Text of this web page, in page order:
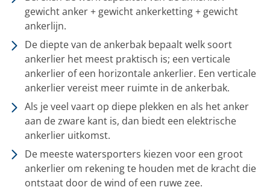
gewicht anker + gewicht ankerketting + gewicht
ankerlijn.
De diepte van de ankerbak bepaalt welk soort
ankerlier het meest praktisch is; een verticale
ankerlier of een horizontale ankerlier. Een verticale
ankerlier vereist meer ruimte in de ankerbak.
Als je veel vaart op diepe plekken en als het anker
aan de zware kant is, dan biedt een elektrische
ankerlier uitkomst.
De meeste watersporters kiezen voor een groot
ankerlier om rekening te houden met de kracht die
ontstaat door de wind of een ruwe zee.